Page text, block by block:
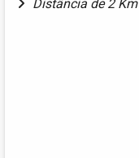
Distância de 2 Km